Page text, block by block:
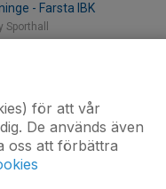
- Farsta IBK
Sporthall
- Segeltorps IF IBF
3
för att vår
De används även
oss att förbättra